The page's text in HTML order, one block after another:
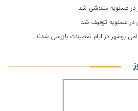
در عسلویه توقیف شد
بوشهر در ایام تعطیلات بازرسی شدند